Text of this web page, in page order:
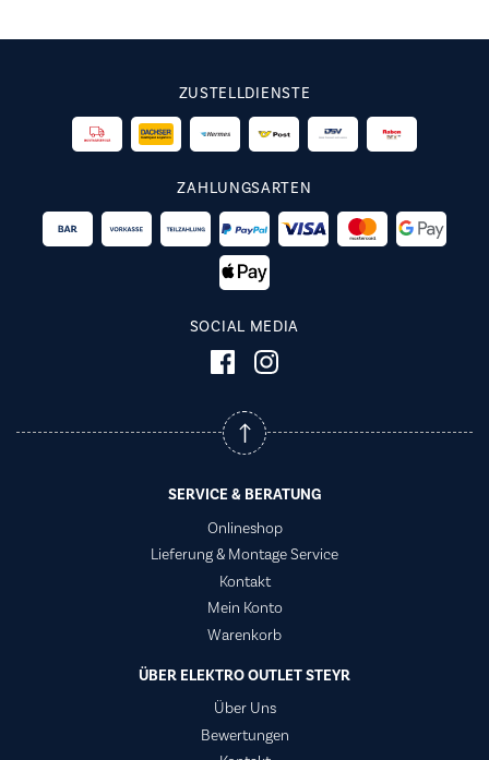
ZUSTELLDIENSTE
ZAHLUNGSARTEN
SOCIAL MEDIA
SERVICE & BERATUNG
Onlineshop
Lieferung & Montage Service
Kontakt
Mein Konto
Warenkorb
ÜBER ELEKTRO OUTLET STEYR
Über Uns
Bewertungen